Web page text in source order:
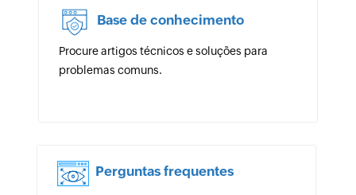
Base de conhecimento
Procure artigos técnicos e soluções para
problemas comuns.
Perguntas frequentes